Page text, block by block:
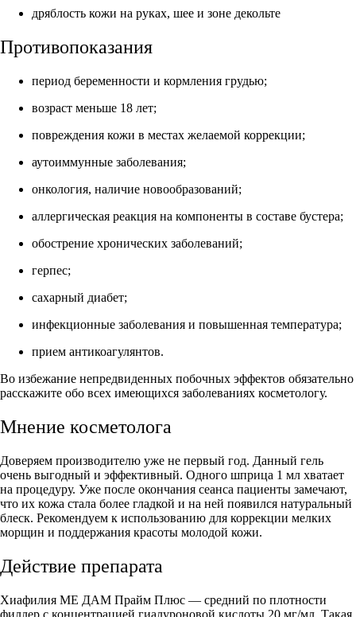
дряблость кожи на руках, шее и зоне декольте
Противопоказания
период беременности и кормления грудью;
возраст меньше 18 лет;
повреждения кожи в местах желаемой коррекции;
аутоиммунные заболевания;
онкология, наличие новообразований;
аллергическая реакция на компоненты в составе бустера;
обострение хронических заболеваний;
герпес;
сахарный диабет;
инфекционные заболевания и повышенная температура;
прием антикоагулянтов.
Во избежание непредвиденных побочных эффектов обязательно
расскажите обо всех имеющихся заболеваниях косметологу.
Мнение косметолога
Доверяем производителю уже не первый год. Данный гель
очень выгодный и эффективный. Одного шприца 1 мл хватает
на процедуру. Уже после окончания сеанса пациенты замечают,
что их кожа стала более гладкой и на ней появился натуральный
блеск. Рекомендуем к использованию для коррекции мелких
морщин и поддержания красоты молодой кожи.
Действие препарата
Хиафилия МЕ ДАМ Прайм Плюс — средний по плотности
филлер с концентрацией гиалуроновой кислоты 20 мг/мл. Такая